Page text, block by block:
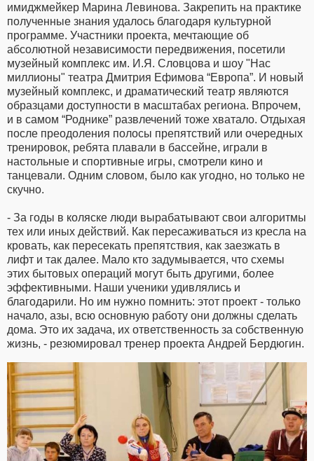
имиджмейкер Марина Левинова. Закрепить на практике
полученные знания удалось благодаря культурной
программе. Участники проекта, мечтающие об
абсолютной независимости передвижения, посетили
музейный комплекс им. И.Я. Словцова и шоу "Нас
миллионы" театра Дмитрия Ефимова “Европа”. И новый
музейный комплекс, и драматический театр являются
образцами доступности в масштабах региона. Впрочем,
и в самом “Роднике” развлечений тоже хватало. Отдыхая
после преодоления полосы препятствий или очередных
тренировок, ребята плавали в бассейне, играли в
настольные и спортивные игры, смотрели кино и
танцевали. Одним словом, было как угодно, но только не
скучно.
- За годы в коляске люди вырабатывают свои алгоритмы
тех или иных действий. Как пересаживаться из кресла на
кровать, как пересекать препятствия, как заезжать в
лифт и так далее. Мало кто задумывается, что схемы
этих бытовых операций могут быть другими, более
эффективными. Наши ученики удивлялись и
благодарили. Но им нужно помнить: этот проект - только
начало, азы, всю основную работу они должны сделать
дома. Это их задача, их ответственность за собственную
жизнь, - резюмировал тренер проекта Андрей Бердюгин.